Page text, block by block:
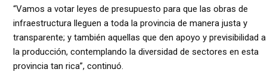
“Vamos a votar leyes de presupuesto para que las obras de
infraestructura lleguen a toda la provincia de manera justa y
transparente; y también aquellas que den apoyo y previsibilidad a
la producción, contemplando la diversidad de sectores en esta
provincia tan rica”, continuó.